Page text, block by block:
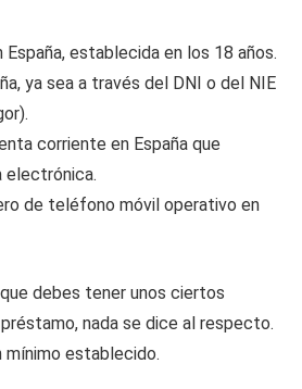
España, establecida en los 18 años.
ya sea a través del DNI o del NIE
corriente en España que
electrónica.
de teléfono móvil operativo en
debes tener unos ciertos
nada se dice al respecto.
mínimo establecido.